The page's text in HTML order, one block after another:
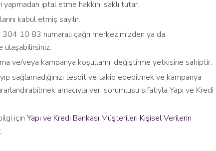
iptal etme hakkını saklı tutar.
kabul etmiş sayılır.
10 83 numaralı çağrı merkezimizden ya da
ulaşabilirsiniz.
ve/veya kampanya koşullarını değiştirme yetkisine sahiptir.
sağlamadığınızı tespit ve takip edebilmek ve kampanya
amacıyla veri sorumlusu sıfatıyla Yapı ve Kredi
için Yapı ve Kredi Bankası Müşterileri Kişisel Verilerin